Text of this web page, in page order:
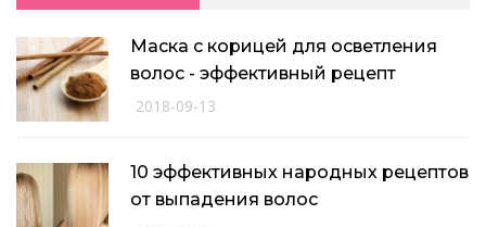
Маска с корицей для осветления
волос - эффективный рецепт
2018-09-13
10 эффективных народных рецептов
от выпадения волос